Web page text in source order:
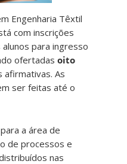
Engenharia Têxtil
com inscrições
para ingresso
ofertadasoito
afirmativas. As
ser feitas até o
a área de
de processos e
nas